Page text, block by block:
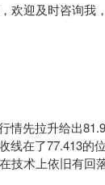
迎及时咨询我
先拉升给出
线在了77.413的
术上依旧有回落